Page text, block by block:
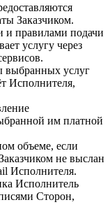
Заказчиком.
и правилами подачи
услугу через
выбранных услуг
Исполнителя,
им платной
объеме, если
не выслан
Исполнителя.
Исполнитель
Сторон,